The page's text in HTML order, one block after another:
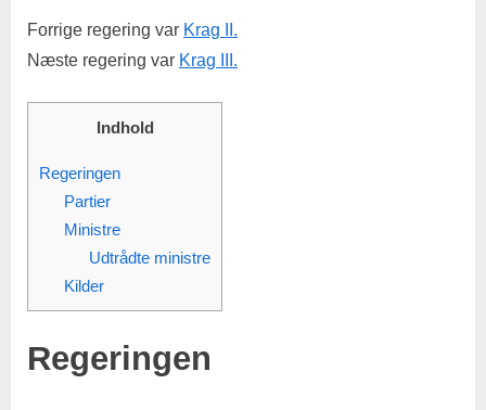
Forrige regering var Krag II.
Næste regering var Krag III.
Indhold
Regeringen
Partier
Ministre
Udtrådte ministre
Kilder
Regeringen